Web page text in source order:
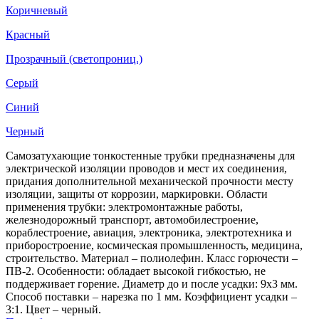
Коричневый
Красный
Прозрачный (светопрониц.)
Серый
Синий
Черный
Самозатухающие тонкостенные трубки предназначены для
электрической изоляции проводов и мест их соединения,
придания дополнительной механической прочности месту
изоляции, защиты от коррозии, маркировки. Области
применения трубки: электромонтажные работы,
железнодорожный транспорт, автомобилестроение,
кораблестроение, авиация, электроника, электротехника и
приборостроение, космическая промышленность, медицина,
строительство. Материал – полиолефин. Класс горючести –
ПВ-2. Особенности: обладает высокой гибкостью, не
поддерживает горение. Диаметр до и после усадки: 9х3 мм.
Способ поставки – нарезка по 1 мм. Коэффициент усадки –
3:1. Цвет – черный.